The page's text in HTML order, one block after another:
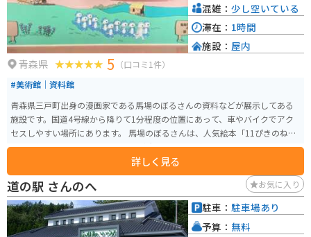
ても最適です。
青森県 5 （口コミ1件）
#美術館｜資料館
青森県三戸町出身の漫画家である馬場のぼるさんの資料などが展示してある
施設です。国道4号線から降りて1分程度の位置にあって、車やバイクでアク
セスしやすい場所にあります。 馬場のぼるさんは、人気絵本「11ぴきのね
こ」の作者で、三戸町では、それを活用したまちづくりを行っています。 ほ
のぼの館は、3つのコンセプトで構成されています。 ・馬場のぼるさんについ
て学ぶ：馬場さんの幼少期からの資料が展示してあり、その人となりを知る
ことができます。 ・馬場のぼるそんの作品に触れる：馬場さんの代表作「11
ぴきのねこ」シリーズはもちろん、その他の絵本を読んだり、拡大された作
品のレプリカなどを楽しむことができます。 ・作品の世界に入り込む：館内
の至る所に、作品から飛び出したキャラクターたちがいたり、フォトフレー
詳しく見る
混雑： 少し空いている
滞在： 1時間
施設： 屋内
道の駅 さんのへ お気に入り
駐車： 駐車場あり
予算： 無料